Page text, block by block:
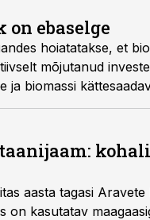
ebaselge
hoiatatakse, et
mõjutanud
ja biomassi
aasta tagasi
on kasutatav